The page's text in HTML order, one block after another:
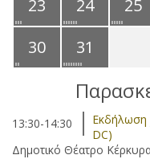
23 24 25
30
31
13:30-14:30
Eκδήλωση
DC)
Δημοτικό Θέατρο